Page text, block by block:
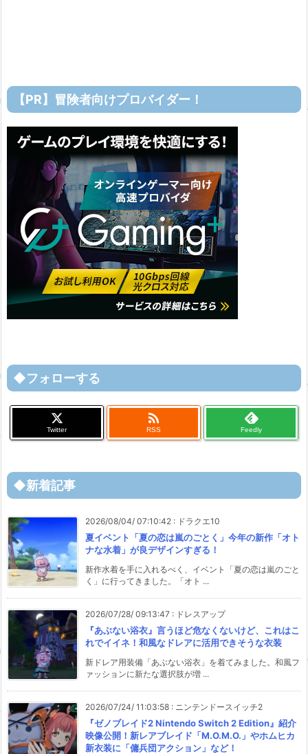
【PR】冒険者向けプロバイダー！
◆フォローする
Twitter

RSS Feedly
◆新着記事
2026/08/04/ 07:10:42 : ドラクエ10
夏イベント「夏の恋は嵐のごとく」今年の新作「オト
ナな水着」が良デザインすぎる！
新作水着を手に入れるべく、イベント「夏の恋は嵐のごと
く」に行ってきました。「オト ...
2026/07/28/ 09:13:47 : ドレスアップ
『あぶない浴衣』言うほど危なくないけど、これはこ
れでイイネ！和風なドレアに活用できそうな衣装
新ドレア用装備「あぶない浴衣」を着てみました。和風フ
ァッションに新たな選択肢が増 ...
2026/07/24/ 11:03:58 : ニンテンドースイッチ2
『ゼノブレイド2 Nintendo Switch 2 Edition』紹介
映像公開！新レアブレイド「M.O.M.O.」やホムヒカ
新衣装に「傭兵団アクション」など！